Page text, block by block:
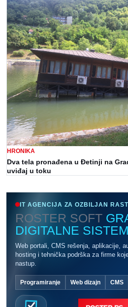
HRONIKA
Dva tela pronađena u Đetinji na
uviđaj u toku
IT AGENCIJA ZA OZBILJAN RAST
ROSTER SOFT
DIGITALNE
Web portali, CMS rešenja, aplikacije,
hosting i tehnička podrška za firme
nastup.
Programiranje Web dizajn CMS